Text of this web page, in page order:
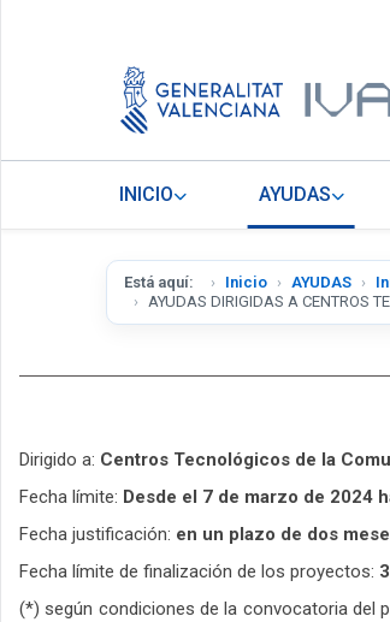
INICIO AYUDAS
Está aquí: Inicio AYUDAS
AYUDAS DIRIGIDAS A CENTROS
Dirigido a: Centros Tecnológicos de la
Fecha límite: Desde el 7 de marzo de 2024
Fecha justificación: en un plazo de dos
Fecha límite de finalización de los proyectos:
(*) según condiciones de la convocatoria del